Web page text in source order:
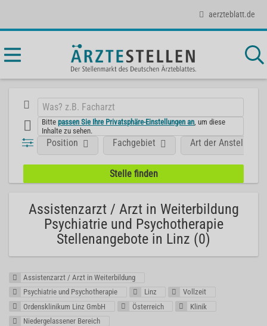
aerzteblatt.de
Bittepassen Sie Ihre Privatsphäre-Einstellungen an , um diese
Inhalte zu sehen.
Position Fachgebiet Art der Anstellung
Assistenzarzt / Arzt in Weiterbildung
Psychiatrie und Psychotherapie
Stellenangebote in Linz (0)
Assistenzarzt / Arzt in Weiterbildung
Psychiatrie und Psychotherapie
Linz
Vollzeit
Ordensklinikum Linz GmbH
Österreich
Klinik
Niedergelassener Bereich